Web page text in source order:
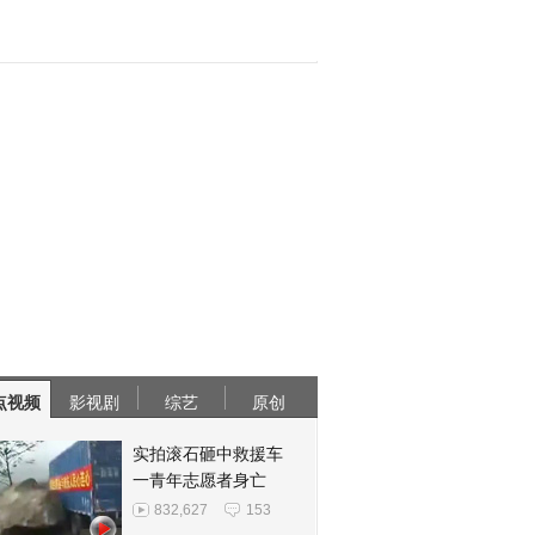
视频 影视剧 综艺 原创
实拍滚石砸中救援车
一青年志愿者身亡
832,627 153